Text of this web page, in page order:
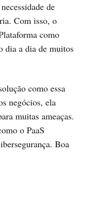
de
Com isso, o
como
dia a dia de muitos
como essa
negócios, ela
muitas ameaças.
o PaaS
Boa